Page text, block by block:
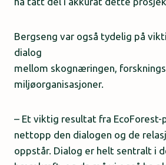
Bergseng var også tydelig på
dialog
mellom skognæringen,
miljøorganisasjoner.
– Et viktig resultat fra
nettopp den dialogen og de
oppstår. Dialog er helt sentralt i